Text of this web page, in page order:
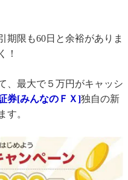
限も60日と余裕がありま
！
、最大で５万円がキャッシ
券[みんなのＦＸ]独自の新
す。